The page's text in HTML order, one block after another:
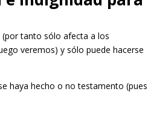
tanto sólo afecta a los
veremos) y sólo puede hacerse
haya hecho o no testamento (pues